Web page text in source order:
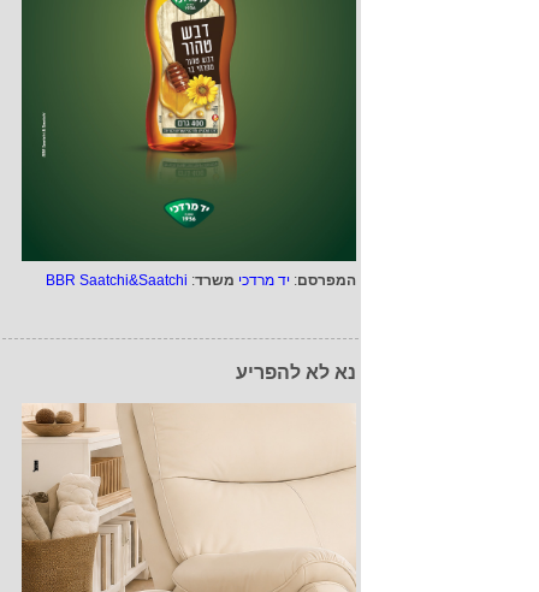
המפרסם: יד מרדכי משרד:
BBR Saatchi&Saatchi
נא לא להפריע